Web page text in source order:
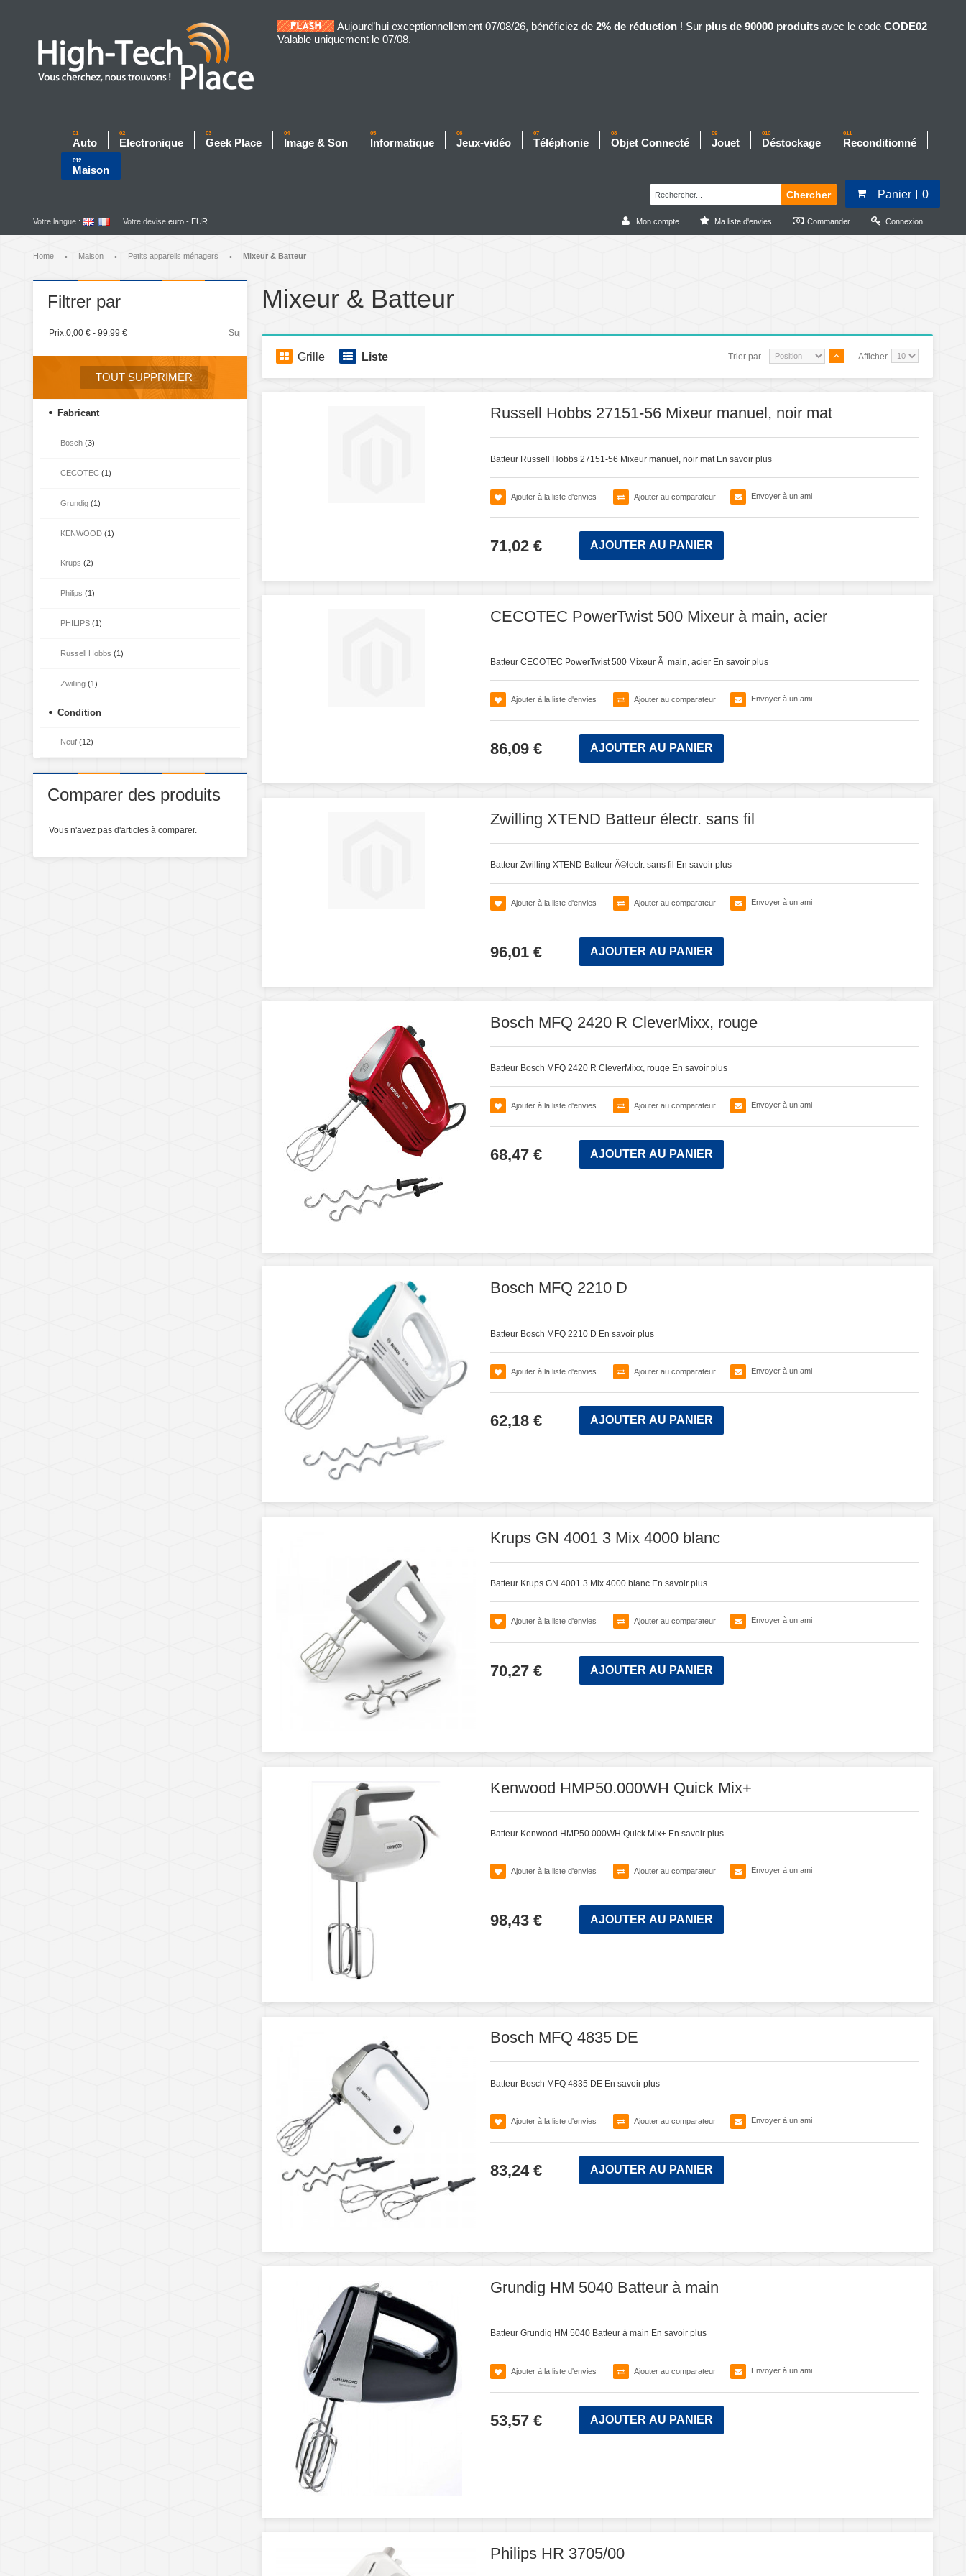
Aujourd’hui exceptionnellement 07/08/26, bénéficiez de 2% de réduction ! Sur plus de 90000 produits avec le code CODE02
Valable uniquement le 07/08.
01
Auto
02
Electronique
03
Geek Place
04
Image & Son
05
Informatique
06
Jeux-vidéo
07
Téléphonie
08
Objet Connecté
09
Jouet
010
Déstockage
011
Reconditionné
012
Maison
Panier
0
Chercher
Mon compte Ma liste d'envies Commander Connexion
Votre langue : Votre devise euro - EUR
Home • Maison • Petits appareils ménagers • Mixeur & Batteur
Mixeur & Batteur
Grille Liste Afficher
Trier par
Russell Hobbs 27151-56 Mixeur manuel, noir mat
Batteur Russell Hobbs 27151-56 Mixeur manuel, noir mat En savoir plus
Ajouter à la liste d'envies Ajouter au comparateur Envoyer à un ami
71,02 € AJOUTER AU PANIER
CECOTEC PowerTwist 500 Mixeur à main, acier
Batteur CECOTEC PowerTwist 500 Mixeur Ã main, acier En savoir plus
Ajouter à la liste d'envies Ajouter au comparateur Envoyer à un ami
86,09 € AJOUTER AU PANIER
Zwilling XTEND Batteur électr. sans fil
Batteur Zwilling XTEND Batteur Ã©lectr. sans fil En savoir plus
Ajouter à la liste d'envies Ajouter au comparateur Envoyer à un ami
96,01 € AJOUTER AU PANIER
Bosch MFQ 2420 R CleverMixx, rouge
Batteur Bosch MFQ 2420 R CleverMixx, rouge En savoir plus
Ajouter à la liste d'envies Ajouter au comparateur Envoyer à un ami
68,47 € AJOUTER AU PANIER
Bosch MFQ 2210 D
Batteur Bosch MFQ 2210 D En savoir plus
Ajouter à la liste d'envies Ajouter au comparateur Envoyer à un ami
62,18 € AJOUTER AU PANIER
Krups GN 4001 3 Mix 4000 blanc
Batteur Krups GN 4001 3 Mix 4000 blanc En savoir plus
Ajouter à la liste d'envies Ajouter au comparateur Envoyer à un ami
70,27 € AJOUTER AU PANIER
Kenwood HMP50.000WH Quick Mix+
Batteur Kenwood HMP50.000WH Quick Mix+ En savoir plus
Ajouter à la liste d'envies Ajouter au comparateur Envoyer à un ami
98,43 € AJOUTER AU PANIER
Bosch MFQ 4835 DE
Batteur Bosch MFQ 4835 DE En savoir plus
Ajouter à la liste d'envies Ajouter au comparateur Envoyer à un ami
83,24 € AJOUTER AU PANIER
Grundig HM 5040 Batteur à main
Batteur Grundig HM 5040 Batteur à main En savoir plus
Ajouter à la liste d'envies Ajouter au comparateur Envoyer à un ami
53,57 € AJOUTER AU PANIER
Philips HR 3705/00
Filtrer par
Prix:0,00 € - 99,99 €
Supprimer
élément
TOUT SUPPRIMER
Fabricant
Bosch (3)
CECOTEC (1)
Grundig (1)
KENWOOD (1)
Krups (2)
Philips (1)
PHILIPS (1)
Russell Hobbs (1)
Zwilling (1)
Condition
Neuf (12)
Comparer des produits
Vous n'avez pas d'articles à comparer.